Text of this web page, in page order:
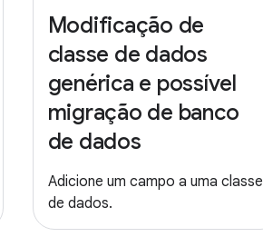
Modificação de
classe de dados
genérica e possível
migração de banco
de dados
Adicione um campo a uma classe
de dados.